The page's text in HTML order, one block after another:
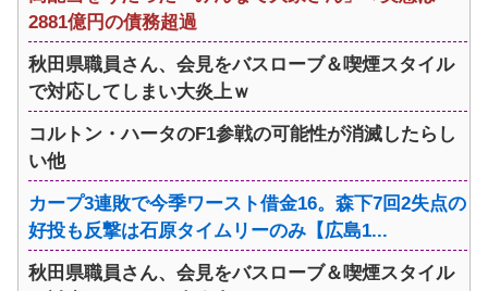
2881億円の債務超過
秋田県職員さん、会見をバスローブ＆喫煙スタイル
で対応してしまい大炎上ｗ
コルトン・ハータのF1参戦の可能性が消滅したらし
い他
カープ3連敗で今季ワースト借金16。森下7回2失点の
好投も反撃は石原タイムリーのみ【広島1...
秋田県職員さん、会見をバスローブ＆喫煙スタイル